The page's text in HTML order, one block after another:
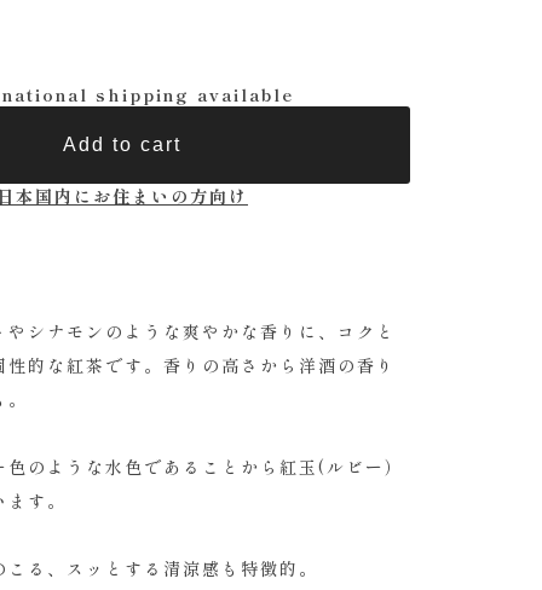
shipping available
Add to cart
本国内にお住まいの方向け
シナモンのような爽やかな香りに、コクと
的な紅茶です。香りの高さから洋酒の香り
のような水色であることから紅玉(ルビー）
す。
る、スッとする清涼感も特徴的。